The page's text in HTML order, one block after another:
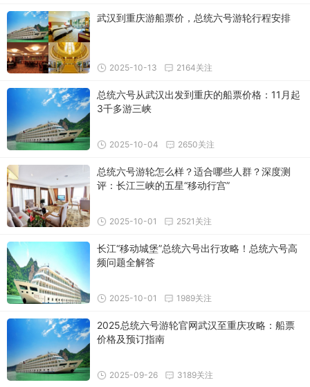
武汉到重庆游船票价，总统六号游轮行程安排
2164关注
2025-10-13
总统六号从武汉出发到重庆的船票价格：11月起
3千多游三峡
2650关注
2025-10-04
总统六号游轮怎么样？适合哪些人群？深度测
评：长江三峡的五星“移动行宫”
2521关注
2025-10-01
长江“移动城堡”总统六号出行攻略！总统六号高
频问题全解答
1989关注
2025-10-01
2025总统六号游轮官网武汉至重庆攻略：船票
价格及预订指南
3189关注
2025-09-26